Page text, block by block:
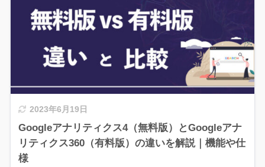
2023年6月19日
Googleアナリティクス4（無料版）とGoogleアナ
リティクス360（有料版）の違いを解説｜機能や仕
様